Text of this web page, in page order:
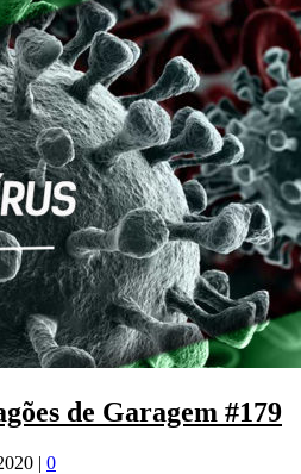
de Garagem #179
| 0